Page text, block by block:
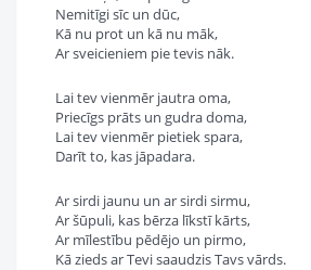
Nemitīgi sīc un dūc,
Kā nu prot un kā nu māk,
Ar sveicieniem pie tevis nāk.
Lai tev vienmēr jautra oma,
Priecīgs prāts un gudra doma,
Lai tev vienmēr pietiek spara,
Darīt to, kas jāpadara.
Ar sirdi jaunu un ar sirdi sirmu,
Ar šūpuli, kas bērza līkstī kārts,
Ar mīlestību pēdējo un pirmo,
Kā zieds ar Tevi saaudzis Tavs vārds.